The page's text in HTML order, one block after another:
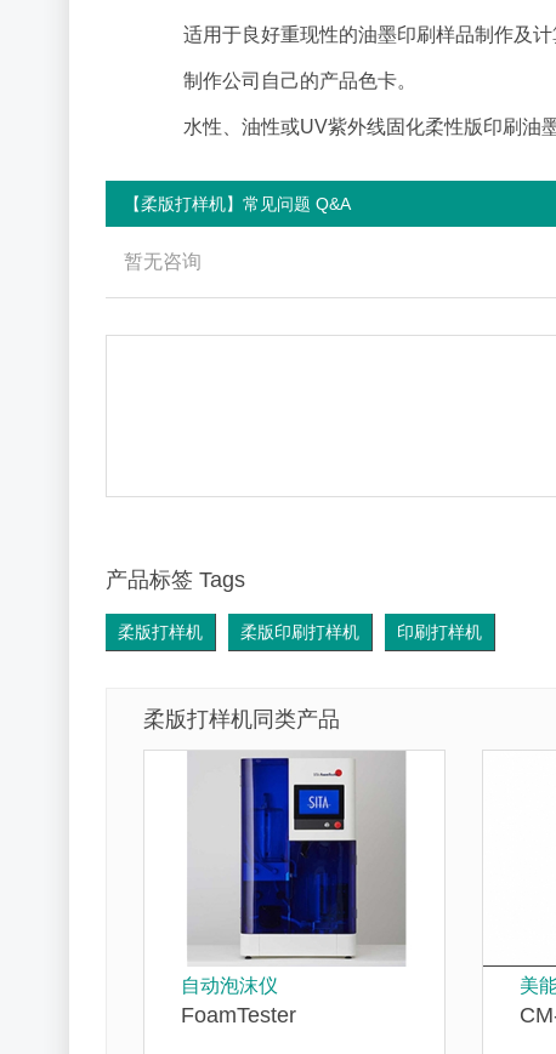
适用于良好重现性的油墨印刷样品制作及计
制作公司自己的产品色卡。
水性、油性或UV紫外线固化柔性版印刷油墨
【柔版打样机】常见问题 Q&A
暂无咨询
产品标签 Tags
柔版打样机 柔版印刷打样机 印刷打样机
柔版打样机同类产品
自动泡沫仪
FoamTester
美